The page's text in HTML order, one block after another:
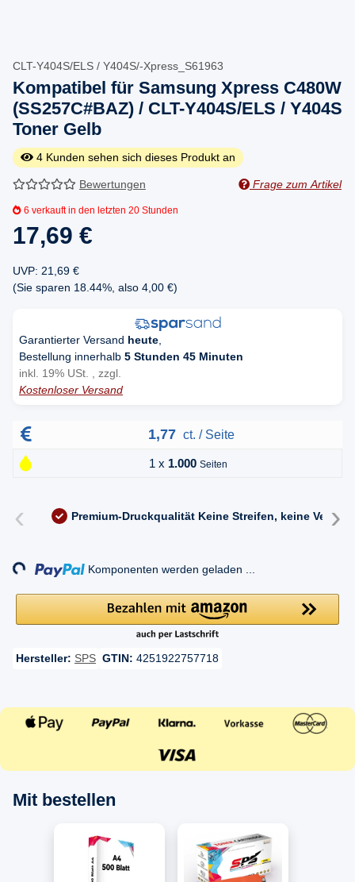
CLT-Y404S/ELS / Y404S/-Xpress_S61963
Kompatibel für Samsung Xpress C480W
(SS257C#BAZ) / CLT-Y404S/ELS / Y404S
Toner Gelb
4 Kunden sehen sich dieses Produkt an
Bewertungen Frage zum Artikel
6 verkauft in den letzten 20 Stunden
17,69 €
UVP: 21,69 €
(Sie sparen 18.44% , also 4,00 €)
Garantierter Versand heute
Bestellung innerhalb 5 Stunden 45 Minuten
inkl. 19% USt. , zzgl.
Kostenloser Versand
1,77 ct. / Seite
1 x 1.000 Seiten
‹ Premium-Druckqualität Keine Streifen, keine ›
Loading... Komponenten werden geladen ...
Hersteller: SPS GTIN: 4251922757718
Mit bestellen